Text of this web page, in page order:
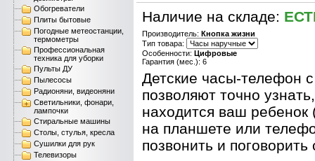
Обогреватели
Плиты бытовые
Погодные метеостанции,
термометры
Профессиональная
техника для уборки
Пульты ДУ
Пылесосы
Радионяни, видеоняни
Светильники, фонари,
лампочки
Стиральные машины
Столы, стулья, кресла
Сушилки для рук
Телевизоры
Наличие на складе:
Производитель: Кнопка жизни
Тип товара:
Особенности: Цифровые
Гарантия (мес.): 6
Детские часы-телефон
позволяют точно
находится ваш ребенок
на планшете или
позвонить и поговорить